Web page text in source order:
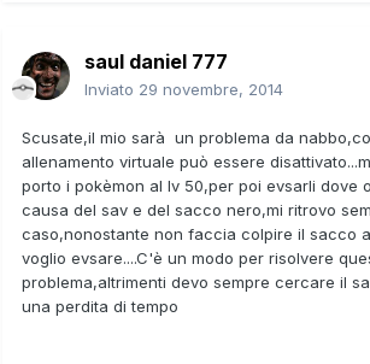
saul daniel 777
Inviato 29 novembre, 2014
Scusate,il mio sarà un problema da
allenamento virtuale può essere
porto i pokèmon al lv 50,per poi evsarli dove
causa del sav e del sacco nero,mi ritrovo
caso,nonostante non faccia colpire il sacco
voglio evsare....C'è un modo per risolvere
problema,altrimenti devo sempre cercare il
una perdita di tempo